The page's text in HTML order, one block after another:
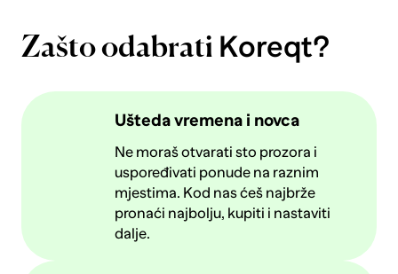
Zašto odabrati Koreqt?
Ušteda vremena i novca
Ne moraš otvarati sto prozora i
uspoređivati ponude na raznim
mjestima. Kod nas ćeš najbrže
pronaći najbolju, kupiti i nastaviti
dalje.